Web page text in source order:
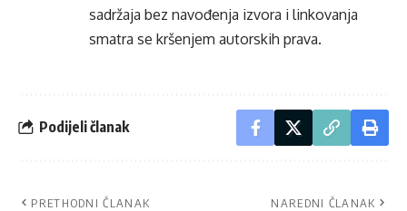
sadržaja bez navođenja izvora i linkovanja
smatra se kršenjem autorskih prava.
Podijeli članak
PRETHODNI ČLANAK NAREDNI ČLANAK